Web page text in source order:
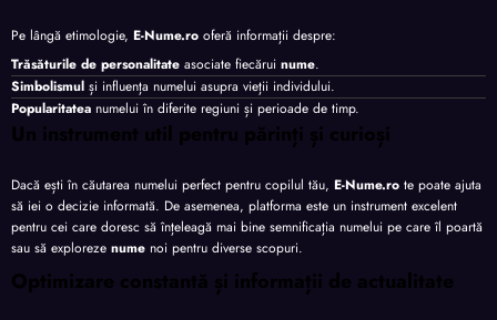
Pe lângă etimologie, E-Nume.ro oferă informații despre:
Trăsăturile de personalitate asociate fiecărui nume.
Simbolismul și influența numelui asupra vieții individului.
Popularitatea numelui în diferite regiuni și perioade de timp.
Un instrument util pentru părinți și curioși
Dacă ești în căutarea numelui perfect pentru copilul tău, E-Nume.ro te poate ajuta
să iei o decizie informată. De asemenea, platforma este un instrument excelent
pentru cei care doresc să înțeleagă mai bine semnificația numelui pe care îl poartă
sau să exploreze nume noi pentru diverse scopuri.
Optimizare constantă și informații de actualitate